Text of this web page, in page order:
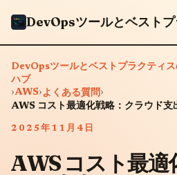
DevOpsツールとベストプラクティ
ハブ
›AWS›よくある質問 ›
AWS コスト最適化戦略：クラウド支
2025年11月4日
AWS コスト最適